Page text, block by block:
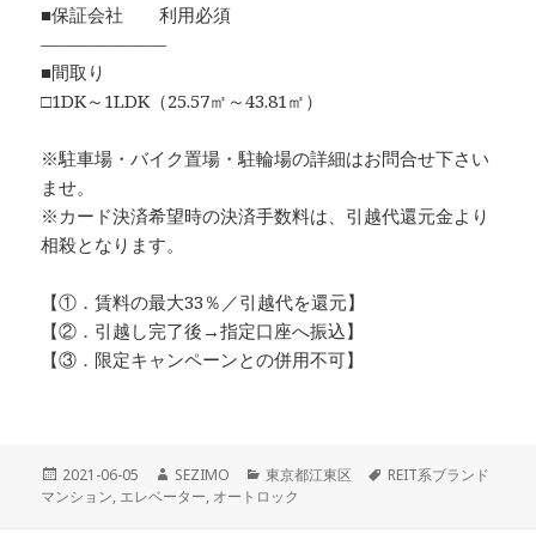
■保証会社 利用必須
―――――――
■間取り
□1DK～1LDK（25.57㎡～43.81㎡）
※駐車場・バイク置場・駐輪場の詳細はお問合せ下さい
ませ。
※カード決済希望時の決済手数料は、引越代還元金より
相殺となります。
【①．賃料の最大33％／引越代を還元】
【②．引越し完了後→指定口座へ振込】
【③．限定キャンペーンとの併用不可】
投
稿
2021-06-05
作
成
SEZIMO
カ
テ
東京都江東区
タ
REIT系ブランド
マンション, エレベーター, オートロック